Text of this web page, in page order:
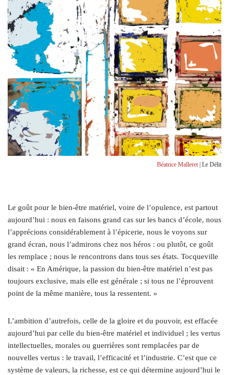
Béatrice Malleret| Le Délit
Le goût pour le bien-être matériel, voire de l’opulence, est partout
aujourd’hui : nous en faisons grand cas sur les bancs d’école, nous
l’apprécions considérablement à l’épicerie, nous le voyons sur
grand écran, nous l’admirons chez nos héros : ou plutôt, ce goût
les remplace ; nous le rencontrons dans tous ses états. Tocqueville
disait : « En Amérique, la passion du bien-être matériel n’est pas
toujours exclusive, mais elle est générale ; si tous ne l’éprouvent
point de la même manière, tous la ressentent. »
L’ambition d’autrefois, celle de la gloire et du pouvoir, est effacée
aujourd’hui par celle du bien-être matériel et individuel ; les vertus
intellectuelles, morales ou guerrières sont remplacées par de
nouvelles vertus : le travail, l’efficacité et l’industrie. C’est que ce
système de valeurs, la richesse, est ce qui détermine aujourd’hui le